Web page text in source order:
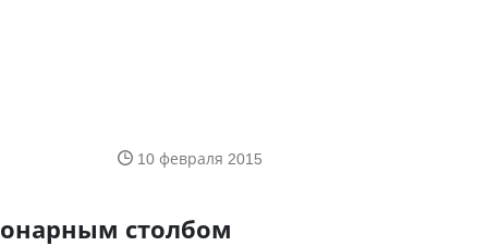
10 февраля 2015
столбом